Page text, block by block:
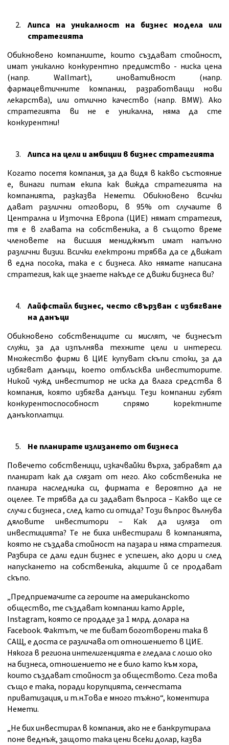
Липса на уникалност на бизнес модела или
стратегията
Обикновено компаниите, които създават стойност,
имат уникално конкурентно предимство - ниска цена
(напр. Wallmart), иновативност (напр.
фармацевтичните компании, разработващи нови
лекарства), или отлично качество (напр. BMW). Ако
стратегията ви не е уникална, няма да сте
конкурентни!
Липса на цели и амбиции в бизнес стратегията
Когато посетя компания, за да видя в какво състояние
е, винаги питам екипа как вижда стратегията на
компанията, разказва Немети. Обикновено всички
дават различни отговори, в 95% от случаите в
Централна и Източна Европа (ЦИЕ) нямат стратегия,
тя е в главата на собственика, а в същото време
членовете на висшия мениджмът имат напълно
различни визии. Всички електрони трябва да се движат
в една посока, така е с бизнеса. Ако нямате написана
стратегия, как ще знаете накъде се движи бизнеса ви?
Лайфстайл бизнес, често свързван с избягване
на данъци
Обикновено собствениците си мислят, че бизнесът
служи, за да изпълнява техните цели и интереси.
Множество фирми в ЦИЕ купуват скъпи стоки, за да
избягват данъци, което отблъсква инвеститорите.
Никой чужд инвеститор не иска да влага средства в
компания, която избягва данъци. Тези компании губят
конкурентоспособност спрямо коректните
данъкоплатци.
Не планирате излизането от бизнеса
Повечето собственици, изкачвайки върха, забравят да
планират как да слязат от него. Ако собственика не
планира наследника си, фирмата е вероятно да не
оцелее. Те трябва да си задават въпроса – Какво ще се
случи с бизнеса , след като си отида? Този въпрос вълнува
дяловите инвеститори – Как да изляза от
инвестицията? Те не биха инвестирали в компанията,
която не създава стойност на пазара и няма стратегия.
Разбира се дали един бизнес е успешен, ако дори и след
напускането на собственика, акциите й се продават
скъпо.
„Предприемачите са героите на американското
общество, те създават компании като Apple,
Instagram, която се продаде за 1 млрд. долара на
Facebook. Фактът, че те биват боготворени така в
САЩ, е доста се различава от отношението в ЦИЕ.
Някога в региона интелигенцията е гледала с лошо око
на бизнеса, отношението не е било като към хора,
които създават стойност за обществото. Сега това
също е така, поради корупцията, сенчестата
приватизация, и т.н.Това е много тъжно“, коментира
Немети.
„Не бих инвестирал в компания, ако не е банкрутирала
поне веднъж, защото така цени всеки долар, казва